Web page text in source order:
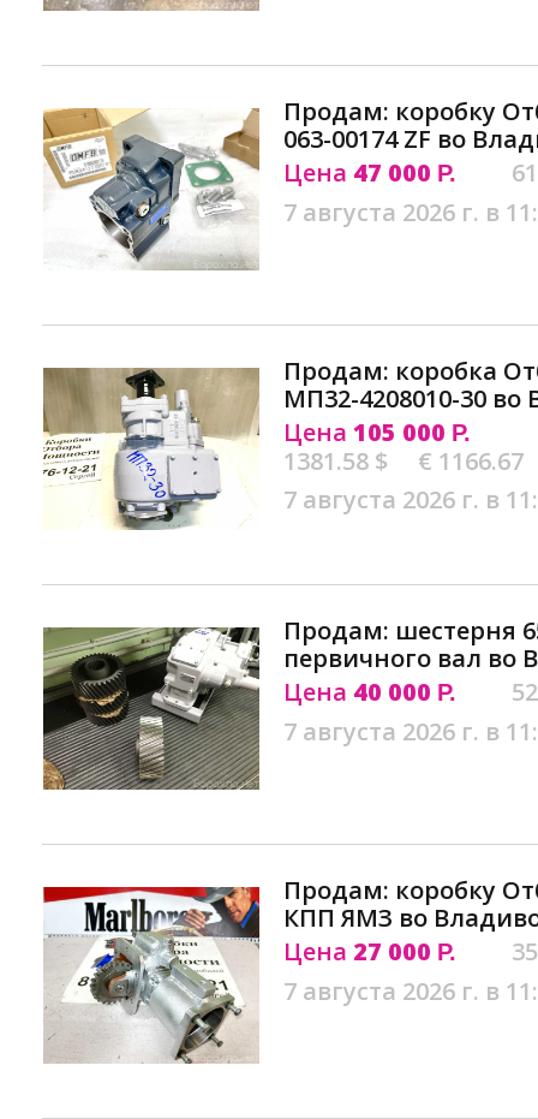
Продам: коробку
063-00174 ZF во
Цена 47 000 Р.
7 августа 2026 г. в
Продам: коробка
МП32-4208010-30 во
Цена 105 000 Р.
1381.58 $
€ 1166.67
7 августа 2026 г. в
Продам: шестерня
первичного вал во
Цена 40 000 Р.
7 августа 2026 г. в
Продам: коробку
КПП ЯМЗ во
Цена 27 000 Р.
7 августа 2026 г. в